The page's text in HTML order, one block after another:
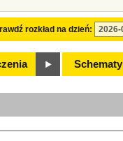
rozkład na dzień:
Schematy